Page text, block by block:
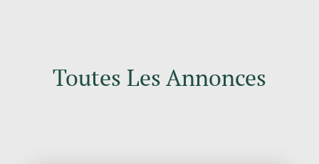
Toutes Les Annonces